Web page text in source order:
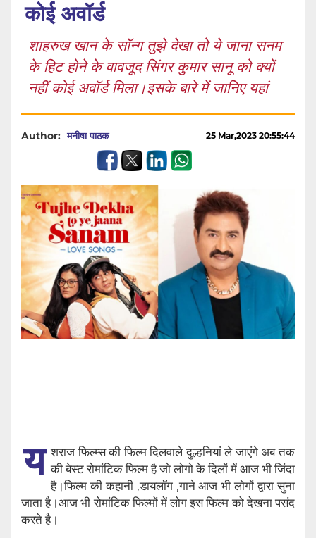
कोई अवॉर्ड
शाहरुख खान के सॉन्ग तुझे देखा तो ये जाना सनम
के हिट होने के वावजूद सिंगर कुमार सानू को क्यों
नहीं कोई अवॉर्ड मिला।इसके बारे में जानिए यहां
Author: मनीषा पाठक 25 Mar,2023 20:55:44
य शराज फिल्म्स की फिल्म दिलवाले दुल्हनियां ले जाएंगे अब तक
की बेस्ट रोमांटिक फिल्म है जो लोगो के दिलों में आज भी जिंदा
है।फिल्म की कहानी ,डायलॉग ,गाने आज भी लोगों द्वारा सुना
जाता है।आज भी रोमांटिक फिल्मों में लोग इस फिल्म को देखना पसंद
करते है।